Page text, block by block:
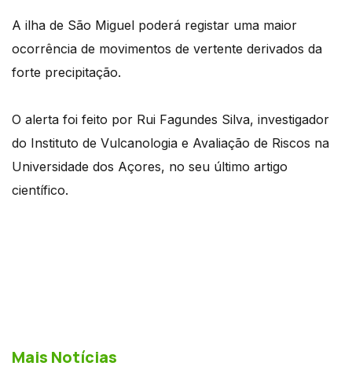
A ilha de São Miguel poderá registar uma maior
ocorrência de movimentos de vertente derivados da
forte precipitação.
O alerta foi feito por Rui Fagundes Silva, investigador
do Instituto de Vulcanologia e Avaliação de Riscos na
Universidade dos Açores, no seu último artigo
científico.
Mais Notícias